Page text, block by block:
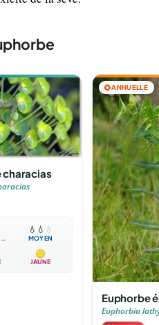
characias
SOLEIL / MI-OMBRE
💧 💧 💧
MOYEN
JAUNE
🌻ANNUELLE
Euphorbe
Euphorbia